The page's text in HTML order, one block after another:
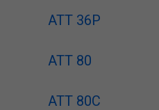
ATT 36P
ATT 80
ATT 80C